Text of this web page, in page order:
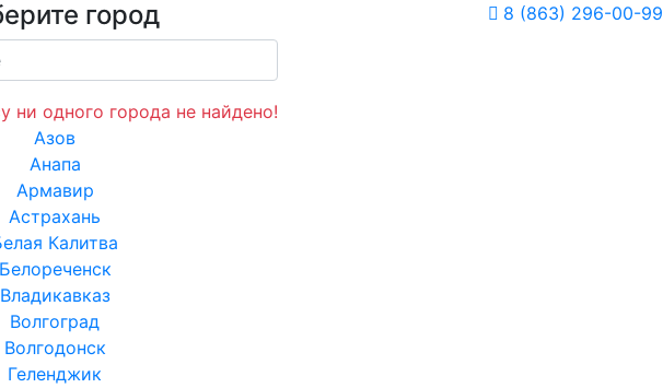
город
ни одного города не найдено!
Азов
Анапа
Армавир
Астрахань
Калитва
Владикавказ
Волгоград
Волгодонск
Геленджик
8 (863) 296-00-99